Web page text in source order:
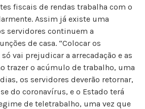
fiscais de rendas trabalha com o
Assim já existe uma
servidores continuem a
de casa. “Colocar os
vai prejudicar a arrecadação e as
trazer o acúmulo de trabalho, uma
os servidores deverão retornar,
do coronavírus, e o Estado terá
de teletrabalho, uma vez que